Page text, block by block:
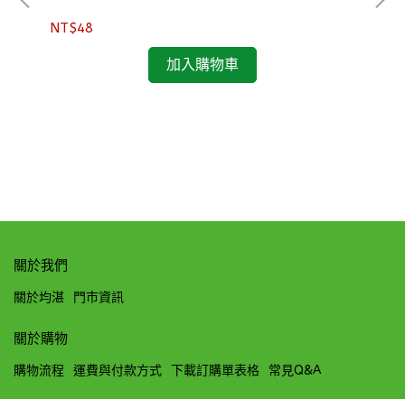
NT$48
加入購物車
關於我們
關於均湛 門市資訊
關於購物
購物流程 運費與付款方式 下載訂購單表格 常見Q&A